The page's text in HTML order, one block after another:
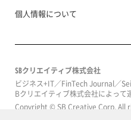
個人情報について
SBクリエイティブ株式会社
ビジネス+IT／FinTech Journal／
Bクリエイティブ株式会社によって
Copyright © SB Creative Corp. All